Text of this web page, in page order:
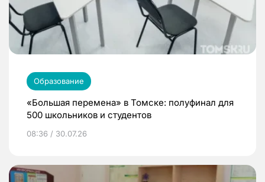
Образование
«Большая перемена» в Томске: полуфинал для
500 школьников и студентов
08:36 / 30.07.26